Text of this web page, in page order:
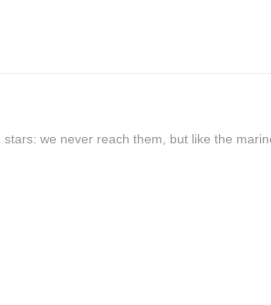
stars: we never reach them, but like the